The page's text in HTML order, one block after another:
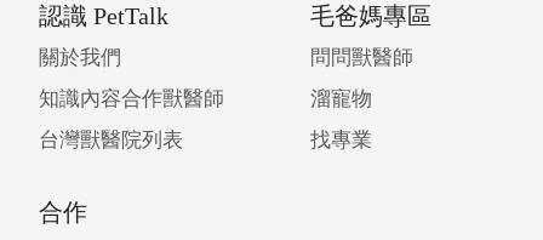
認識 PetTalk
關於我們
知識內容合作獸醫師
台灣獸醫院列表
毛爸媽專區
問問獸醫師
溜寵物
找專業
合作